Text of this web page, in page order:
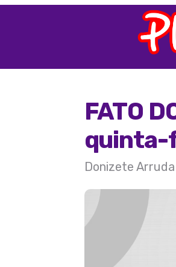
FATO
quinta-
Donizete